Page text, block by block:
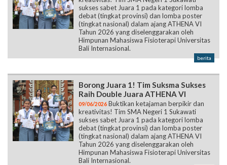
sukses sabet Juara 1 pada kategori lomba
debat (tingkat provinsi) dan lomba poster
(tingkat nasional) dalam ajang ATHENA VI
Tahun 2026 yang diselenggarakan oleh
Himpunan Mahasiswa Fisioterapi Universitas
Bali Internasional.
berita
Borong Juara 1! Tim Suksma Sukses
Raih Double Juara ATHENA VI
09/06/2026 Buktikan ketajaman berpikir dan
kreativitas! Tim SMA Negeri 1 Sukawati
sukses sabet Juara 1 pada kategori lomba
debat (tingkat provinsi) dan lomba poster
(tingkat nasional) dalam ajang ATHENA VI
Tahun 2026 yang diselenggarakan oleh
Himpunan Mahasiswa Fisioterapi Universitas
Bali Internasional.